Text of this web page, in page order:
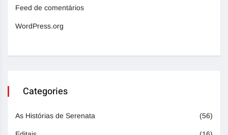
Feed de comentários
WordPress.org
Categories
As Histórias de Serenata (56)